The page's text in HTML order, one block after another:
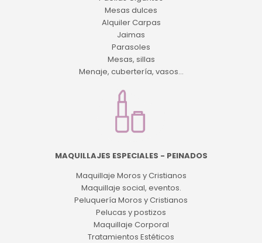
Mesas dulces
Alquiler Carpas
Jaimas
Parasoles
Mesas, sillas
Menaje, cubertería, vasos...
MAQUILLAJES ESPECIALES - PEINADOS
Maquillaje Moros y Cristianos
Maquillaje social, eventos.
Peluquería Moros y Cristianos
Pelucas y postizos
Maquillaje Corporal
Tratamientos Estéticos